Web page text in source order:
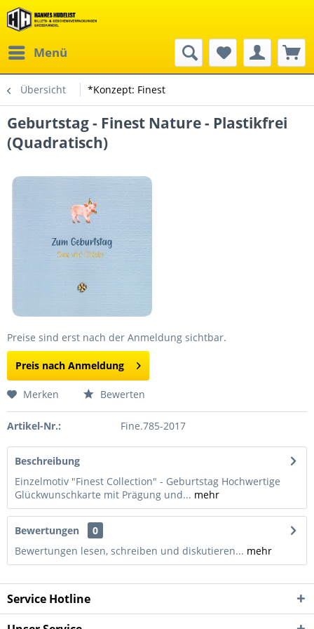
Menü
Übersicht *Konzept: Finest
Geburtstag - Finest Nature - Plastikfrei
(Quadratisch)
Preise sind erst nach der Anmeldung sichtbar.
Preis nach Anmeldung
Merken Bewerten
Artikel-Nr.: Fine.785-2017
Beschreibung
Einzelmotiv "Finest Collection" - Geburtstag Hochwertige
Glückwunschkarte mit Prägung und... mehr
Bewertungen
0
Bewertungen lesen, schreiben und diskutieren... mehr
Service Hotline